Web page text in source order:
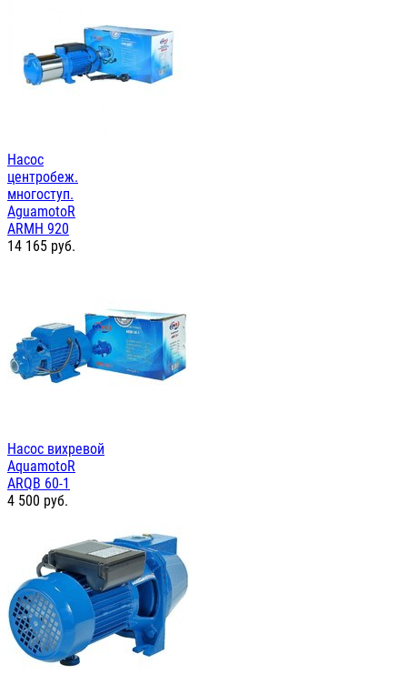
Насос
центробеж.
многоступ.
AguamotoR
ARMH 920
14 165 руб.
Насос вихревой
AquamotoR
ARQB 60-1
4 500 руб.